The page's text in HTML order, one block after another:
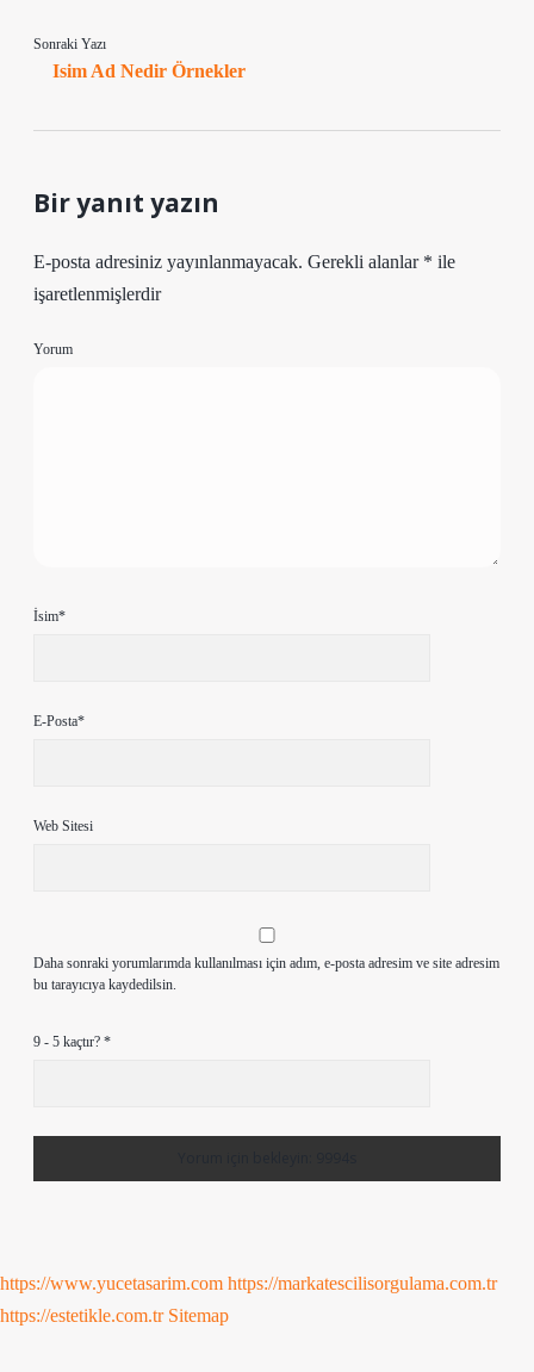
Sonraki Yazı
Isim Ad Nedir Örnekler
Bir yanıt yazın
E-posta adresiniz yayınlanmayacak. Gerekli alanlar * ile
işaretlenmişlerdir
Yorum
İsim*
E-Posta*
Web Sitesi
Daha sonraki yorumlarımda kullanılması için adım, e-posta adresim ve site adresim
bu tarayıcıya kaydedilsin.
9 - 5 kaçtır? *
https://www.yucetasarim.com https://markatescilisorgulama.com.tr
https://estetikle.com.tr Sitemap